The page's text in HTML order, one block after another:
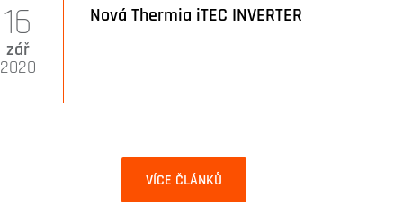
Nová Thermia iTEC INVERTER
16
zář
2020
VÍCE ČLÁNKŮ